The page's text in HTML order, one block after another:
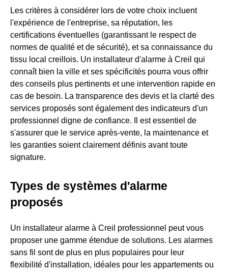
Les critères à considérer lors de votre choix incluent
l'expérience de l'entreprise, sa réputation, les
certifications éventuelles (garantissant le respect de
normes de qualité et de sécurité), et sa connaissance du
tissu local creillois. Un installateur d'alarme à Creil qui
connaît bien la ville et ses spécificités pourra vous offrir
des conseils plus pertinents et une intervention rapide en
cas de besoin. La transparence des devis et la clarté des
services proposés sont également des indicateurs d'un
professionnel digne de confiance. Il est essentiel de
s'assurer que le service après-vente, la maintenance et
les garanties soient clairement définis avant toute
signature.
Types de systèmes d'alarme
proposés
Un installateur alarme à Creil professionnel peut vous
proposer une gamme étendue de solutions. Les alarmes
sans fil sont de plus en plus populaires pour leur
flexibilité d'installation, idéales pour les appartements ou